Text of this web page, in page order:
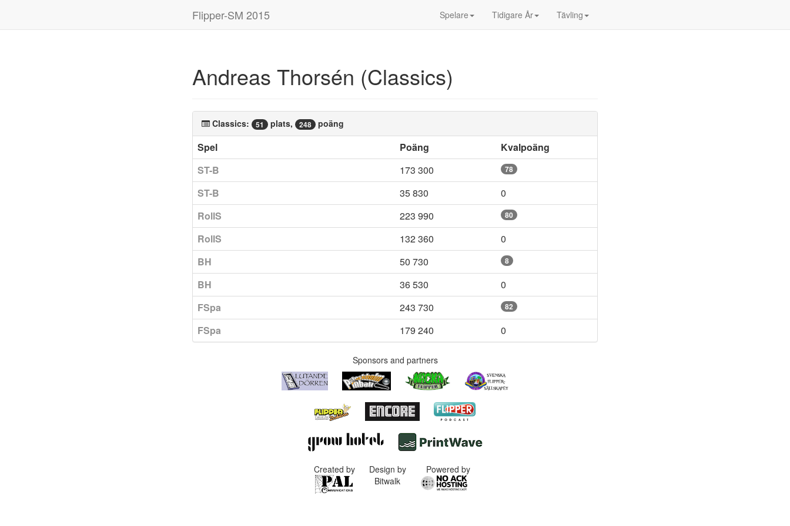
Flipper-SM 2015 Spelare Tidigare År Tävling
Andreas Thorsén (Classics)
Classics: 51 plats, 248 poäng
Spel Poäng
Kvalpoäng
ST-B
173 300 78
ST-B 35 830
0
RollS
223 990 80
RollS 132 360
0
BH
50 730 8
BH 36 530
0
FSpa
243 730 82
FSpa 179 240 0
Sponsors and partners
Created by
Design by
Bitwalk
Powered by